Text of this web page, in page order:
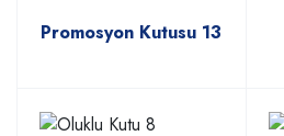
Promosyon Kutusu 13